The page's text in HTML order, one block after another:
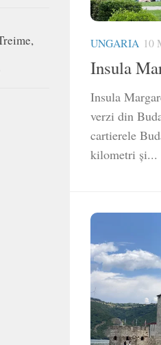
UNGARIA 10
Insula
Insula
verzi din
cartierele
kilometri și...